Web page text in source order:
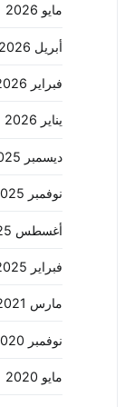
مايو 2026
أبريل 2026
فبراير 2026
يناير 2026
ديسمبر 2025
نوفمبر 2025
أغسطس 2025
فبراير 2025
مارس 2021
نوفمبر 2020
مايو 2020